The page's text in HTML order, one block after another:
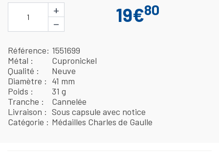
1
+
−
19€80
Référence 1551699
Métal
Cupronickel
Qualité
Neuve
Diamètre
41 mm
Poids
31 g
Tranche
Cannelée
Livraison
Sous capsule avec notice
Catégorie
Médailles Charles de Gaulle